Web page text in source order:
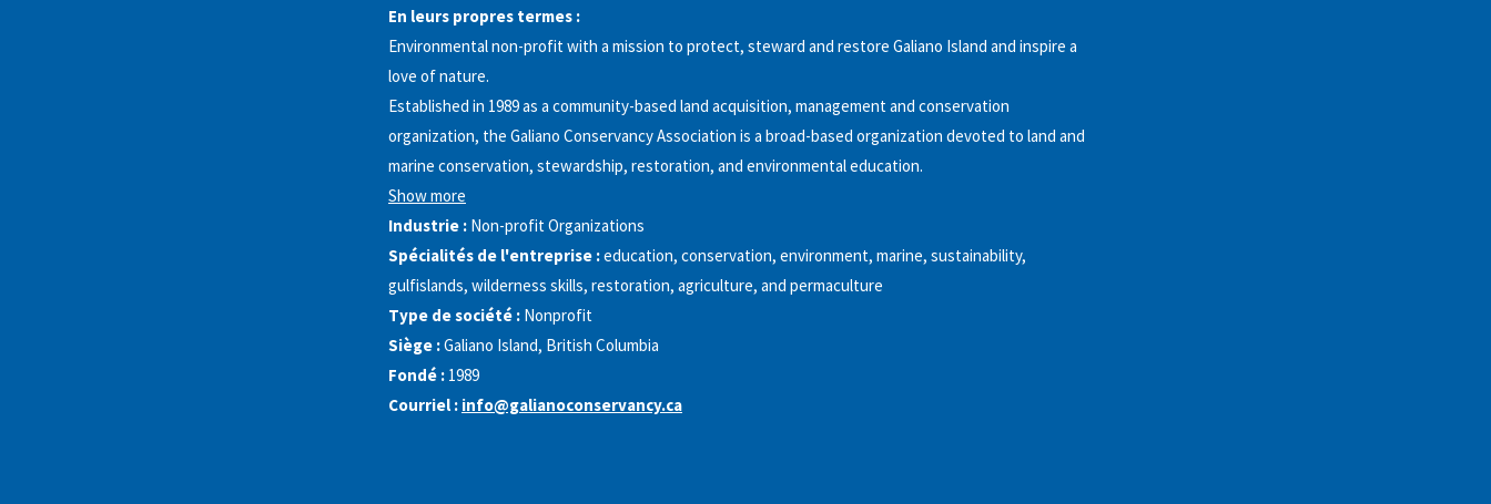
En leurs propres termes :
Environmental non-profit with a mission to protect, steward and restore Galiano Island and inspire a
love of nature.
Established in 1989 as a community-based land acquisition, management and conservation
organization, the Galiano Conservancy Association is a broad-based organization devoted to land and
marine conservation, stewardship, restoration, and environmental education.
Show more
Industrie : Non-profit Organizations
Spécialités de l'entreprise :education, conservation, environment, marine, sustainability,
gulfislands, wilderness skills, restoration, agriculture, and permaculture
Type de société : Nonprofit
Siège :Galiano Island, British Columbia
Fondé : 1989
Courriel : info@galianoconservancy.ca